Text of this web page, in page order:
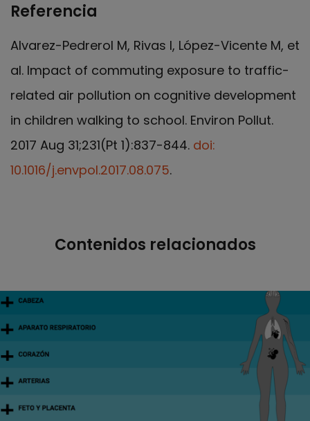
Referencia
Alvarez-Pedrerol M, Rivas I, López-Vicente M, et
al. Impact of commuting exposure to traffic-
related air pollution on cognitive development
in children walking to school. Environ Pollut.
2017 Aug 31;231(Pt 1):837-844. doi:
10.1016/j.envpol.2017.08.075.
Contenidos relacionados